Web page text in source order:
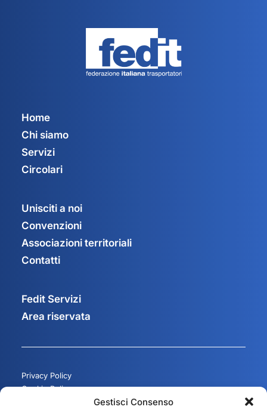
Gestisci Consenso
Home
Chi siamo
Servizi
Circolari
Unisciti a noi
Convenzioni
Associazioni territoriali
Contatti
Fedit Servizi
Area riservata
Privacy Policy
Cookie Policy